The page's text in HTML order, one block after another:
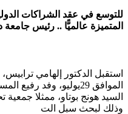
للتوسع في عقد الشراكات
المتميزة عالميًّا .. رئيس جامعة
استقبل الدكتور إلهامي
الموافق 29يوليو، وفد
السيد هونج بوتاو، ممثلا
وذلك لبحث سبل الت